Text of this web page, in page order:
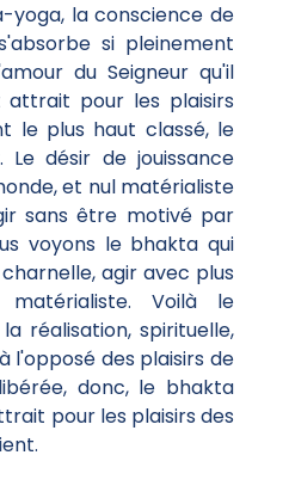
yoga, la conscience de
si pleinement
du Seigneur qu'il
pour les plaisirs
le plus haut classé, le
désir de jouissance
et nul matérialiste
sans être motivé par
voyons le bhakta qui
agir avec plus
Voilà le
réalisation, spirituelle,
l'opposé des plaisirs de
donc, le bhakta
pour les plaisirs des